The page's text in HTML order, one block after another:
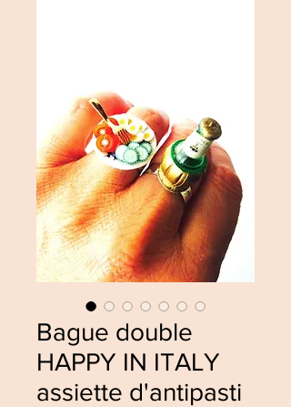
Bague double
HAPPY IN ITALY
assiette d'antipasti